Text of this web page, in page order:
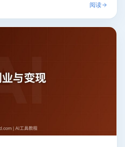
阅读